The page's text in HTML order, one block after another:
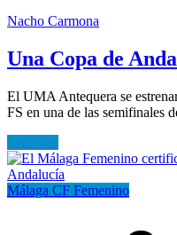
Nacho Carmona
Una Copa de
El UMA Antequera se
FS en una de las semifinales
Leer más
Málaga CF Femenino